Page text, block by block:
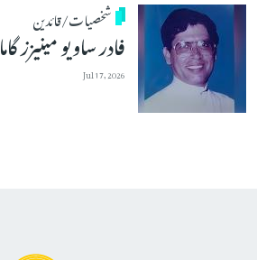
شخصیات/قائدین
فادر ساویو مینیزز گاما
Jul 17, 2026